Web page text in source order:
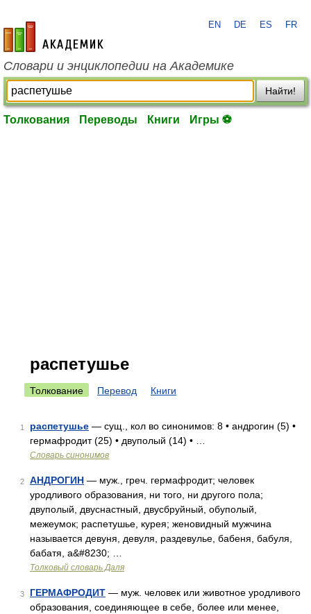
academic.ru
EN DE ES FR
Словари и энциклопедии на Академике
Найти!
Толкования Переводы Книги Игры ⚽
распетушье
Толкование Перевод Книги
1 распетушье — сущ., кол во синонимов: 8 • андрогин (5) •
гермафродит (25) • двуполый (14) • …
Словарь синонимов
2 АНДРОГИН — муж., греч. гермафродит; человек
уродливого образования, ни того, ни другого пола;
двуполый, двуснастный, двусбруйный, обуполый,
межеумок; распетушье, курея; женовидный мужчина
называется девуня, девуля, раздевулье, бабеня, бабуля,
бабатя, а&#8230; …
Толковый словарь Даля
3 ГЕРМАФРОДИТ — муж. человек или животное уродливого
образования, соединяющее в себе, более или менее,